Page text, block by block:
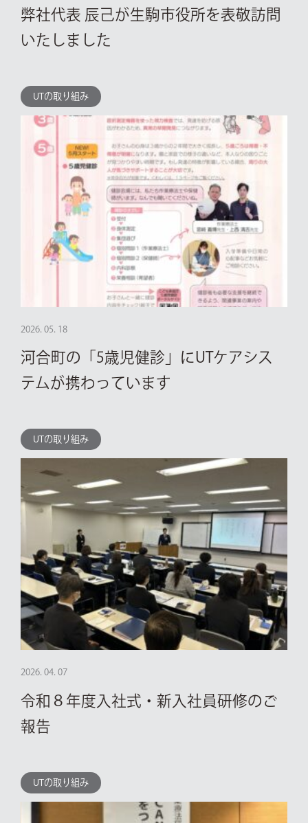
弊社代表 辰己が生駒市役所を表敬訪問
いたしました
UTの取り組み
2026. 05. 18
河合町の「5歳児健診」にUTケアシス
テムが携わっています
UTの取り組み
2026. 04. 07
令和８年度入社式・新入社員研修のご
報告
UTの取り組み